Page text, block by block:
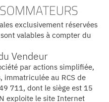
exclusivement réservées
valables à compter du
Vendeur
par actions simplifiée,
au RCS de
711, dont le siège est 15
exploite le site Internet